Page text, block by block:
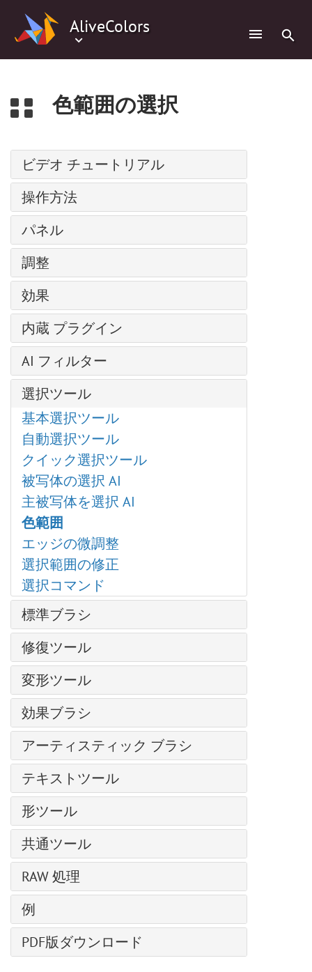
AliveColors
色範囲の選択
ビデオ チュートリアル
パス上にテキスト
調整レイヤー
バッチ処理
人物の水彩画
スーパーヒーローの水彩画ポスター
コミック風の絵
輝くイラスト
クローンスタンプ
写真から人物を抽出する
クロマキー
SmartMask プラグイン
粒子＆流線
写真をパステル画に変換
芸術的効果
油絵効果
デジタルアート
爆発効果
古い写真の復元
ハイパス
カメレオンブラシ
プラグインの導入方法
テクスチャブラシ
ブラシエディター: シェイプを選択
ブラシエディター: 楕円形
シャドウに関する効果
シャープ効果、二階調効果
様式化に関する効果
ディスト―ション
ぼかし効果
Points プラグイン
Enhancer プラグイン
Neon プラグイン
NatureArt プラグイン
LightShop プラグイン
HDRFactory プラグイン
AirBrush プラグイン
整列ツールのオプション
白黒による調整
操作方法
インストール方法: Windows
インストール方法: Mac
インストール方法: Linux
プログラムの登録
ワークスペース
操作方法
新規イメージの作成
AKVIS形式
カラースペース
画像のサイズ変更
グラフィック タブレットでの作業
バッチ処理
バッチ変換
印刷
プログラムの環境設定
ホットキー
パネル
ナビゲーター
ツールバー
レイヤー
レイヤー効果
レイヤー マスク
クリッピング マスク
ブレンド モード
明るさによるブレンド
チャンネル
選択範囲
履歴
色
スウォッチ
色相環
アクション
ファイル情報
調整
レベル
カーブ
明るさ/コントラスト
露出度
部分的な彩度
色相/彩度
フォトフィルター
色バランス
特定色域の選択
カラー ルックアップ (3D LUT)
反転
しきい値
ポスタリゼーション
白黒
グラデーション マップ
非彩色
カラー マッチ
色の置き換え
均一化
効果
芸術的効果
— コミック
— ハーフトーン パターン
— リノカット効果
— ペン & インク
— 鉛筆画
— 写真複写
— ステンシル
— 粗いエッジ(縁）
ぼかし効果
ブラシ ストローク
チャンネル ミキサー
画像結合
ディスト―ション
ドロップシャドウ
グラマー効果
グリッチアート
ハイパス
レンズ補正
ノイズ
ページカール
ピクセル化
シャドウとハイライト
シャープ効果
テクスチャ塗りつぶし
二階調
内蔵 プラグイン
外部プラグイン
内蔵 プラグイン
AirBrush
Enhancer
HDRFactory
LightShop
MakeUp
NatureArt
Neon
Noise Buster
Points
SmartMask
AI フィルター
イメージを拡大
JPEG アーティファクト除去
モーション デブラー
ノイズ除去
選択ツール
基本選択ツール
自動選択ツール
クイック選択ツール
被写体の選択 AI
主被写体を選択 AI
色範囲
エッジの微調整
選択範囲の修正
選択コマンド
標準ブラシ
カラーブラシ
色鉛筆
スプレーツール
再カラーブラシ
テクスチャブラシ
消しゴム
履歴ブラシ
塗りつぶし
グラデーションでの塗りつぶし
クローンスタンプ
カメレオン ブラシ
ぼかしツール
シャープツール
指先ツール
覆い焼きツール
焼きこみツール
修復ツール
調整ブラシ
スポットリムーバー
赤目除去
歯のホワイトニング
変形ツール
手前に変形
奥に変形
膨張変形
しわ変形
ねじり変形
変形再構成
効果ブラシ
フラッフィー ブラシ
ヘア ブラシ
ブリストル ブラシ
スレッド ブラシ
ベール ブラシ
スモーク ブラシ
スパークル ブラシ
エナジー ブラシ
アーティスティック ブラシ
油絵用ブラシ
ローラー
フェルトペン
チョーク
鉛筆(アーティスティック)
スプレー(アーティスティック)
指先ツール (アーティスティック)
テキストツール
テキストツール
パス上にテキスト ツール
形ツール
形の編集
形の塗りつぶし
ストローク
共通ツール
整列ツール
移動ツール
切り取りツール
遠近法の切り取り
変形
RAW 処理
全般設定
色調カーブ
ディテール
例
天候を変更
AliveColors で写真を白黒に変換する5つの方法
PDF版ダウンロード